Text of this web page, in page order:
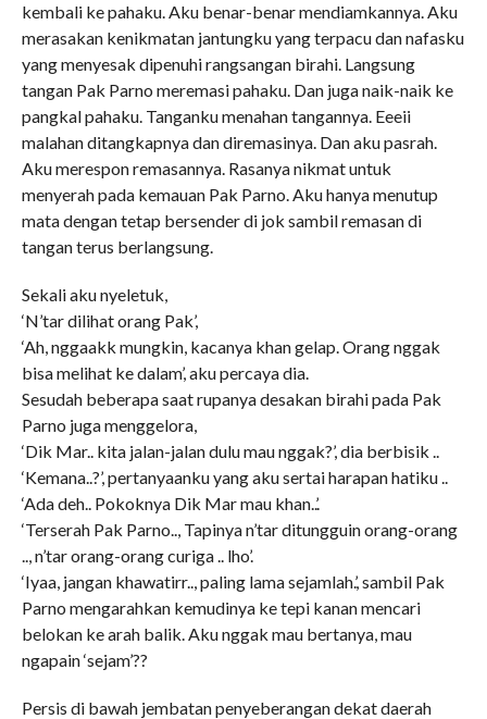
kembali ke pahaku. Aku benar-benar mendiamkannya. Aku
merasakan kenikmatan jantungku yang terpacu dan nafasku
yang menyesak dipenuhi rangsangan birahi. Langsung
tangan Pak Parno meremasi pahaku. Dan juga naik-naik ke
pangkal pahaku. Tanganku menahan tangannya. Eeeii
malahan ditangkapnya dan diremasinya. Dan aku pasrah.
Aku merespon remasannya. Rasanya nikmat untuk
menyerah pada kemauan Pak Parno. Aku hanya menutup
mata dengan tetap bersender di jok sambil remasan di
tangan terus berlangsung.
Sekali aku nyeletuk,
‘N’tar dilihat orang Pak’,
‘Ah, nggaakk mungkin, kacanya khan gelap. Orang nggak
bisa melihat ke dalam’, aku percaya dia.
Sesudah beberapa saat rupanya desakan birahi pada Pak
Parno juga menggelora,
‘Dik Mar.. kita jalan-jalan dulu mau nggak?’, dia berbisik ..
‘Kemana..?’, pertanyaanku yang aku sertai harapan hatiku ..
‘Ada deh.. Pokoknya Dik Mar mau khan..’.
‘Terserah Pak Parno.., Tapinya n’tar ditungguin orang-orang
.., n’tar orang-orang curiga .. lho’.
‘Iyaa, jangan khawatirr.., paling lama sejamlah.’, sambil Pak
Parno mengarahkan kemudinya ke tepi kanan mencari
belokan ke arah balik. Aku nggak mau bertanya, mau
ngapain ‘sejam’??
Persis di bawah jembatan penyeberangan dekat daerah